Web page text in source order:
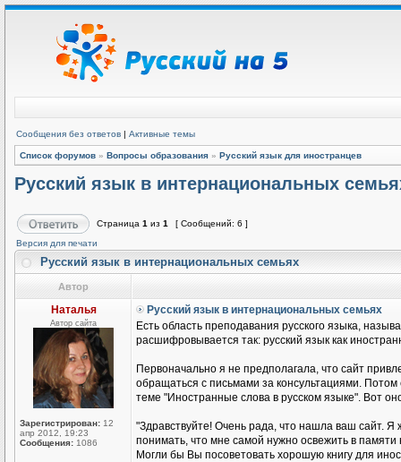
Сообщения без ответов | Активные темы
Список форумов » Вопросы образования » Русский язык для иностранцев
Русский язык в интернациональных
Страница 1 из 1
[ Сообщений: 6 ]
Версия для печати
Русский язык в интернациональных семьях
Автор
Наталья
Автор сайта
Зарегистрирован: 12
апр 2012, 19:23
Сообщения: 1086
Русский язык в интернациональных семьях
Есть область преподавания русского языка,
расшифровывается так: русский язык как
Первоначально я не предполагала, что сайт
обращаться с письмами за консультациями.
теме "Иностранные слова в русском языке". Вот
"Здравствуйте! Очень рада, что нашла ваш сайт. Я
понимать, что мне самой нужно освежить в памяти
Могли бы Вы посоветовать хорошую книгу для